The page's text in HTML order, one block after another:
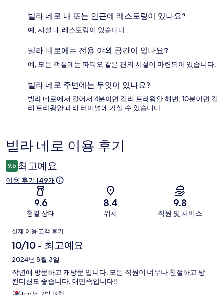
빌라 네로 내 또는 인근에 레스토랑이 있나요?
예, 시설 내 레스토랑이 있습니다.
빌라 네로에는 전용 야외 공간이 있나요?
예, 모든 객실에는 파티오 같은 편의 시설이 마련되어 있습니다.
빌라 네로 주변에는 무엇이 있나요?
빌라 네로에서 걸어서 4분이면 길리 트라왕안 해변, 10분이면 길
리 트라왕안 페리 터미널에 가실 수 있습니다.
이
용
후
빌라 네로 이용 후기
9.6 최고예요
이용 후기 149개
9.6
청결 상태
8.4
위치
9.8
직원 및 서비스
이
용
후
기
실제 이용 고객 후기
10/10 - 최고예요
2024년 8월 3일
작년에 방문하고 재방문 입니다. 모든 직원이 너무나 친절하고 방
컨디션도 좋습니다. 대만족입니다!!
Lee 님, 2박 여행